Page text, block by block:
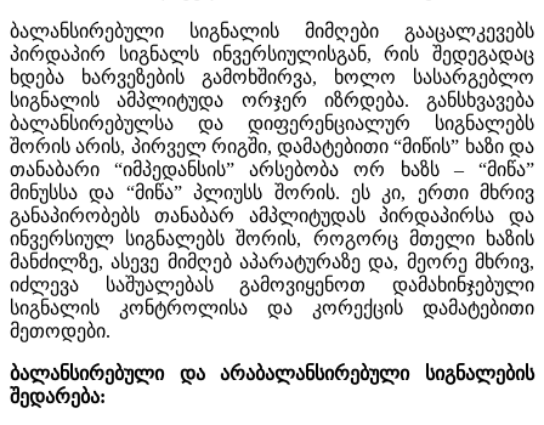
ბალანსირებული სიგნალის მიმღები გააცალკევებს
პირდაპირ სიგნალს ინვერსიულისგან, რის შედეგადაც
ხდება ხარვეზების გამოხშირვა, ხოლო სასარგებლო
სიგნალის ამპლიტუდა ორჯერ იზრდება. განსხვავება
ბალანსირებულსა და დიფერენციალურ სიგნალებს
შორის არის, პირველ რიგში, დამატებითი “მიწის” ხაზი და
თანაბარი “იმპედანსის” არსებობა ორ ხაზს – “მიწა”
მინუსსა და “მიწა” პლიუსს შორის. ეს კი, ერთი მხრივ
განაპირობებს თანაბარ ამპლიტუდას პირდაპირსა და
ინვერსიულ სიგნალებს შორის, როგორც მთელი ხაზის
მანძილზე, ასევე მიმღებ აპარატურაზე და, მეორე მხრივ,
იძლევა საშუალებას გამოვიყენოთ დამახინჯებული
სიგნალის კონტროლისა და კორექცის დამატებითი
მეთოდები.
ბალანსირებული და არაბალანსირებული სიგნალების
შედარება: